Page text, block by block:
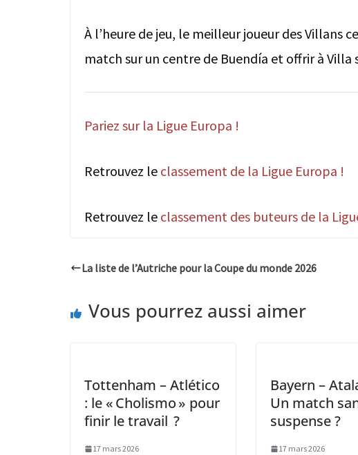
À l’heure de jeu, le meilleur joueur des Villans
match sur un centre de Buendía et offrir à Villa
Pariez sur la Ligue Europa !
Retrouvez le classement de la Ligue Europa !
Retrouvez le classement des buteurs de la
La liste de l’Autriche pour la Coupe du monde 2026
Vous pourrez aussi aimer
Tottenham – Atlético
: le « Cholismo » pour
finir le travail ?
17 mars 2026
Bayern –
Un match
suspense ?
17 mars 2026